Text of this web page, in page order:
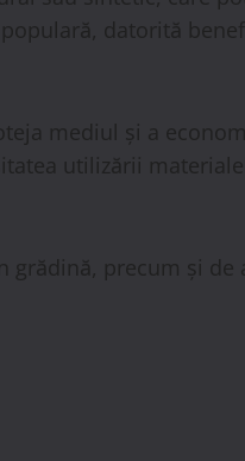
datorită
mediul și a
utilizării
grădină, precum și de